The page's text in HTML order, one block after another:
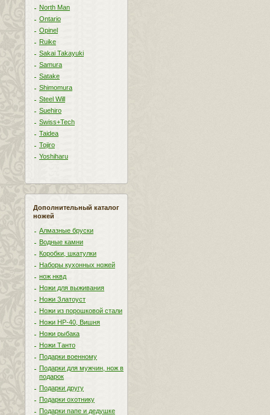
North Man
Ontario
Opinel
Ruike
Sakai Takayuki
Samura
Satake
Shimomura
Steel Will
Suehiro
Swiss+Tech
Taidea
Tojiro
Yoshiharu
Дополнительный каталог
ножей
Алмазные бруски
Водные камни
Коробки, шкатулки
Наборы кухонных ножей
нож нквд
Ножи для выживания
Ножи Златоуст
Ножи из порошковой стали
Ножи НР-40, Вишня
Ножи рыбака
Ножи Танто
Подарки военному
Подарки для мужчин, нож в
подарок
Подарки другу
Подарки охотнику
Подарки папе и дедушке